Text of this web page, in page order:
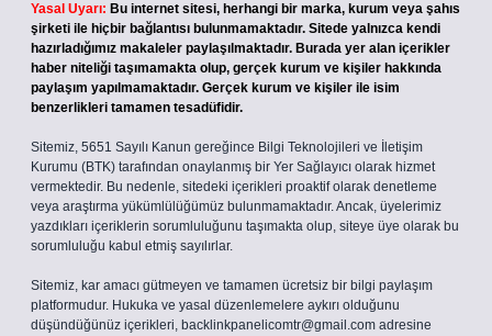
Yasal Uyarı: Bu internet sitesi, herhangi bir marka, kurum veya şahıs
şirketi ile hiçbir bağlantısı bulunmamaktadır. Sitede yalnızca kendi
hazırladığımız makaleler paylaşılmaktadır. Burada yer alan içerikler
haber niteliği taşımamakta olup, gerçek kurum ve kişiler hakkında
paylaşım yapılmamaktadır. Gerçek kurum ve kişiler ile isim
benzerlikleri tamamen tesadüfidir.
Sitemiz, 5651 Sayılı Kanun gereğince Bilgi Teknolojileri ve İletişim
Kurumu (BTK) tarafından onaylanmış bir Yer Sağlayıcı olarak hizmet
vermektedir. Bu nedenle, sitedeki içerikleri proaktif olarak denetleme
veya araştırma yükümlülüğümüz bulunmamaktadır. Ancak, üyelerimiz
yazdıkları içeriklerin sorumluluğunu taşımakta olup, siteye üye olarak bu
sorumluluğu kabul etmiş sayılırlar.
Sitemiz, kar amacı gütmeyen ve tamamen ücretsiz bir bilgi paylaşım
platformudur. Hukuka ve yasal düzenlemelere aykırı olduğunu
düşündüğünüz içerikleri, backlinkpanelicomtr@gmail.com adresine